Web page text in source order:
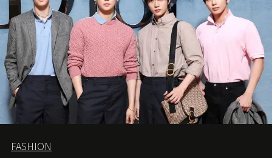
FASHION